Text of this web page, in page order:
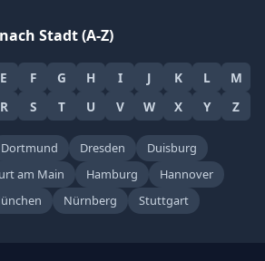
Stadt (A-Z)
E F G H I J K L
M
R S T U V W X Y Z
Dortmund Dresden
Duisburg
am Main Hamburg
Hannover
Nürnberg Stuttgart